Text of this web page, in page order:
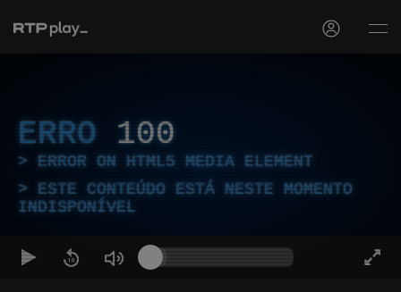
ERRO 100
ERROR ON HTML5 MEDIA ELEMENT
ESTE CONTEÚDO ESTÁ NESTE MOMENTO
INDISPONÍVEL